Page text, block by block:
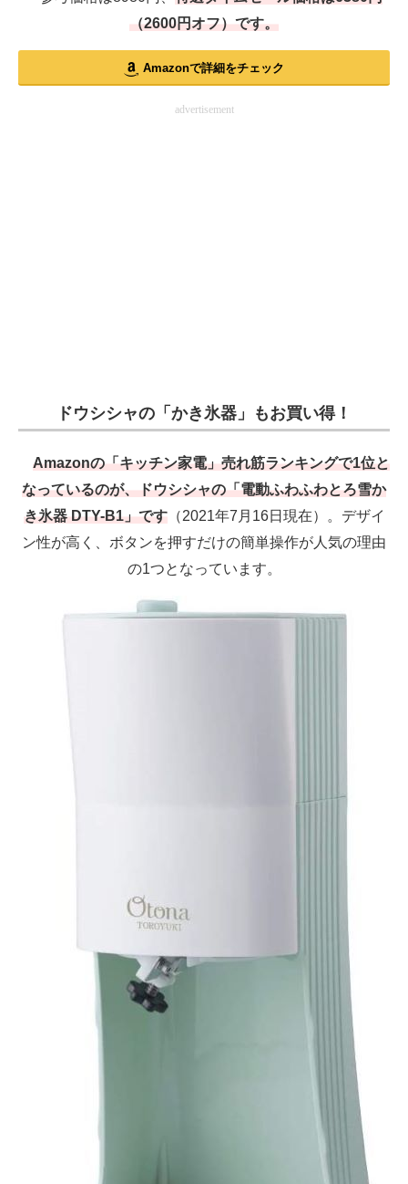
（2600円オフ）です。
Amazonで詳細をチェック
advertisement
ドウシシャの「かき氷器」もお買い得！
Amazonの「キッチン家電」売れ筋ランキングで1位と
なっているのが、ドウシシャの「電動ふわふわとろ雪か
き氷器 DTY-B1」です（2021年7月16日現在）。デザイ
ン性が高く、ボタンを押すだけの簡単操作が人気の理由
の1つとなっています。